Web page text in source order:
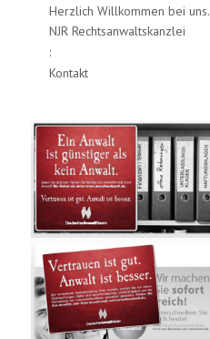
Herzlich Willkommen bei uns.
NJR Rechtsanwaltskanzlei
:
Kontakt